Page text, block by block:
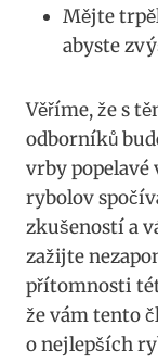
Mějte
abyste
Věříme, ​že s​
‌odborníků
vrby​ popelavé
rybolov
zkušeností a
zažijte⁢
přítomnosti
‍že⁤ vám ⁣tento​
o nejlepších